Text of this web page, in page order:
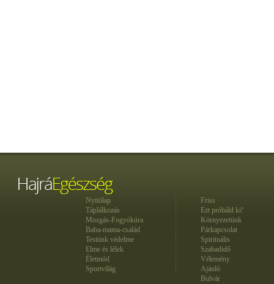
Nyitólap
Táplálkozás
Mozgás-Fogyókúra
Baba-mama-család
Testünk védelme
Elme és lélek
Életmód
Sportvilág
Friss
Ezt próbáld ki!
Környezetünk
Párkapcsolat
Spirituális
Szabadidő
Vélemény
Ajánló
Bulvár